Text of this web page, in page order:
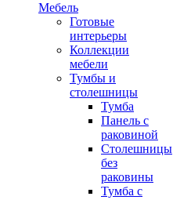
Мебель
Готовые
интерьеры
Коллекции
мебели
Тумбы и
столешницы
Тумба
Панель с
раковиной
Столешницы
без
раковины
Тумба с